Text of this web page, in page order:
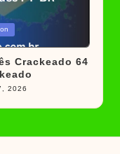
Crackeado 64
2026